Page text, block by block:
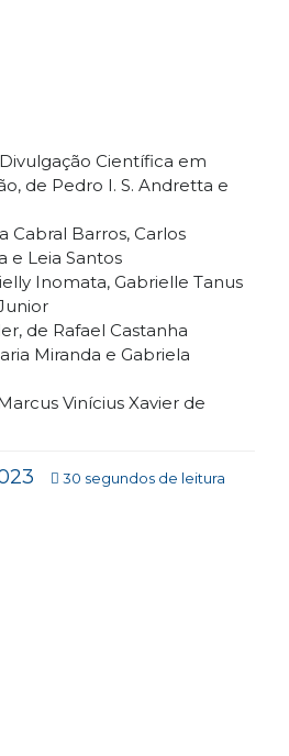
Científica em
de Pedro I. S. Andretta e
Cabral Barros, Carlos
e Leia Santos
Inomata, Gabrielle Tanus
de Rafael Castanha
Miranda e Gabriela
Vinícius Xavier de
30 segundos de leitura